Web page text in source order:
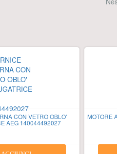
CON VETRO OBLO'
AEG 140044492027
MOTORE